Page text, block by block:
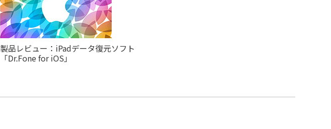
製品レビュー：iPadデータ復元ソフト
「Dr.Fone for iOS」